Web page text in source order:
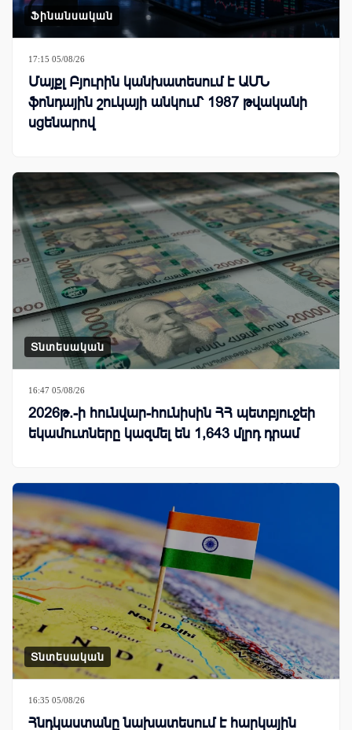
Ֆինանսական
17:15 05/08/26
Մայքլ Բյուրին կանխատեսում է ԱՄՆ
ֆոնդային շուկայի անկում՝ 1987 թվականի
սցենարով
Տնտեսական
16:47 05/08/26
2026թ.-ի հունվար-հունիսին ՀՀ պետբյուջեի
եկամուտները կազմել են 1,643 մլրդ դրամ
Տնտեսական
16:35 05/08/26
Հնդկաստանը նախատեսում է հարկային